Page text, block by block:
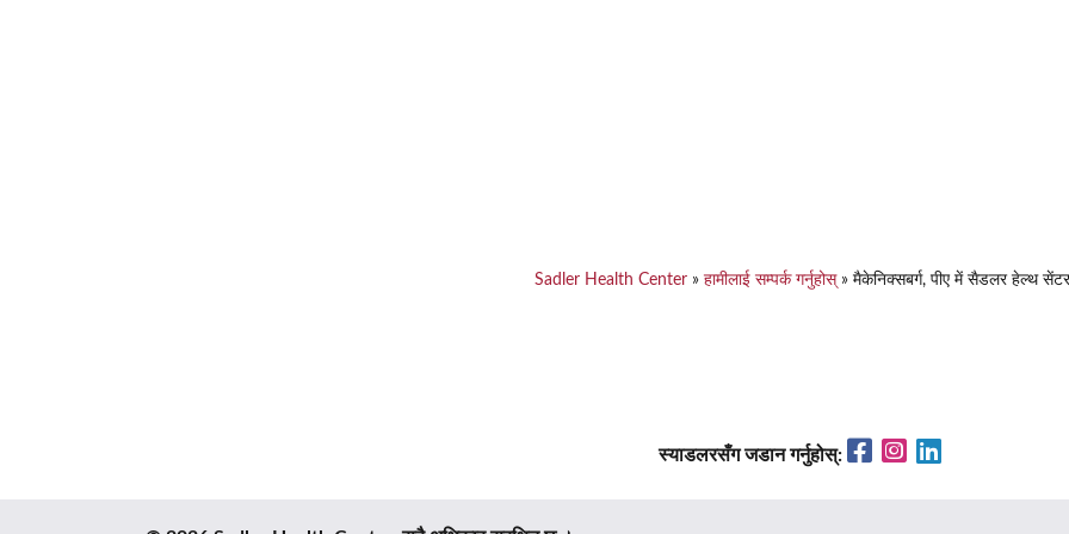
Sadler Health Center» हामीलाई सम्पर्क गर्नुहोस्» मैकेनिक्सबर्ग, पीए में सैडलर हेल्थ सेंटर
स्याडलरसँग जडान गर्नुहोस्: FacebookInstagram